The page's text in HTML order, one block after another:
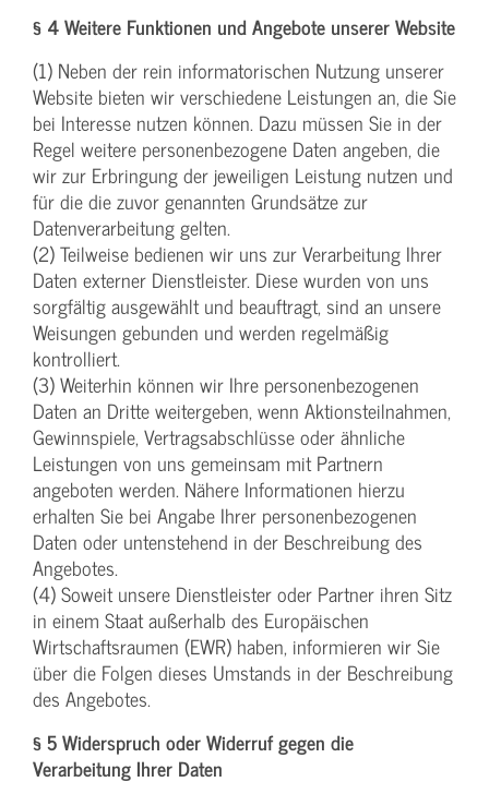
§ 4 Weitere Funktionen und Angebote unserer Website
(1) Neben der rein informatorischen Nutzung unserer
Website bieten wir verschiedene Leistungen an, die Sie
bei Interesse nutzen können. Dazu müssen Sie in der
Regel weitere personenbezogene Daten angeben, die
wir zur Erbringung der jeweiligen Leistung nutzen und
für die die zuvor genannten Grundsätze zur
Datenverarbeitung gelten.
(2) Teilweise bedienen wir uns zur Verarbeitung Ihrer
Daten externer Dienstleister. Diese wurden von uns
sorgfältig ausgewählt und beauftragt, sind an unsere
Weisungen gebunden und werden regelmäßig
kontrolliert.
(3) Weiterhin können wir Ihre personenbezogenen
Daten an Dritte weitergeben, wenn Aktionsteilnahmen,
Gewinnspiele, Vertragsabschlüsse oder ähnliche
Leistungen von uns gemeinsam mit Partnern
angeboten werden. Nähere Informationen hierzu
erhalten Sie bei Angabe Ihrer personenbezogenen
Daten oder untenstehend in der Beschreibung des
Angebotes.
(4) Soweit unsere Dienstleister oder Partner ihren Sitz
in einem Staat außerhalb des Europäischen
Wirtschaftsraumen (EWR) haben, informieren wir Sie
über die Folgen dieses Umstands in der Beschreibung
des Angebotes.
§ 5 Widerspruch oder Widerruf gegen die
Verarbeitung Ihrer Daten